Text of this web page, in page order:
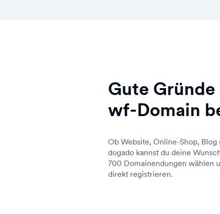
Gute
wf-Domain
Ob Website, Online-Shop,
dogado kannst du deine
700 Domainendungen wählen
direkt registrieren.